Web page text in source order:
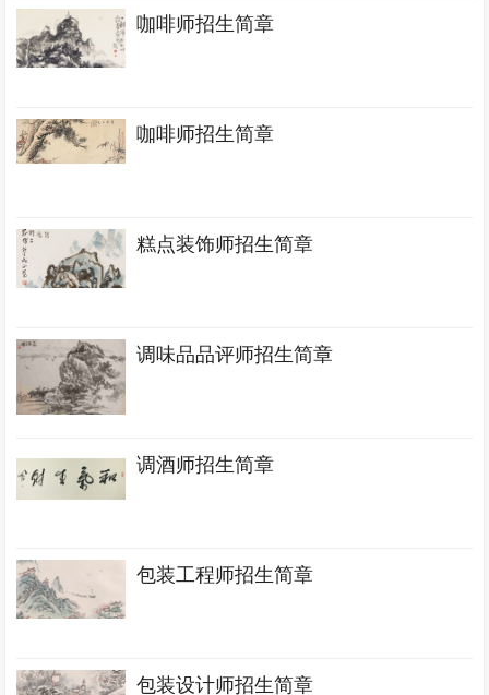
咖啡师招生简章
咖啡师招生简章
糕点装饰师招生简章
调味品品评师招生简章
调酒师招生简章
包装工程师招生简章
包装设计师招生简章